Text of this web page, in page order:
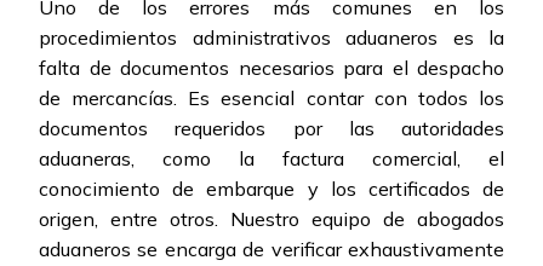
Uno de los errores más comunes en los
procedimientos administrativos aduaneros es la
falta de documentos necesarios para el despacho
de mercancías. Es esencial contar con todos los
documentos requeridos por las autoridades
aduaneras, como la factura comercial, el
conocimiento de embarque y los certificados de
origen, entre otros. Nuestro equipo de abogados
aduaneros se encarga de verificar exhaustivamente